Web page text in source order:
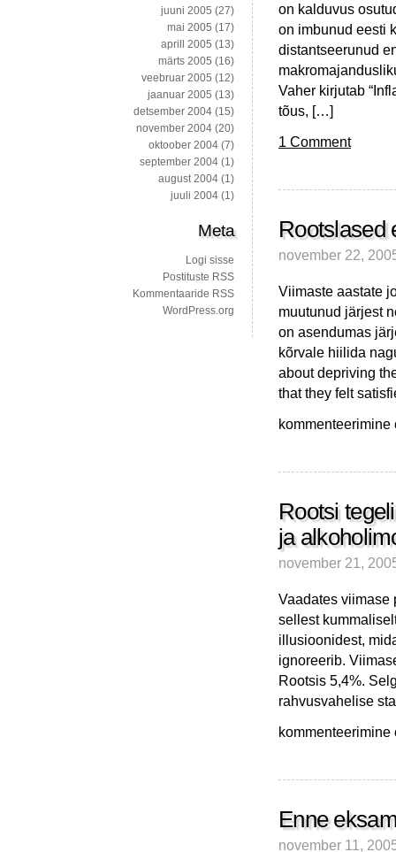
on kalduvus
on imbunud eesti
distantseerunud
Vaher kirjutab
tõus, […]
1 Comment
Rootslased
november 22,
Viimaste aastate
muutunud järjest
on asendumas
kõrvale hiilida
about depriving
that they felt
Rootslased
enam
makse
maksta
Rootsi
ja
november 21,
Vaadates viimase
sellest
illusioonidest,
ignoreerib.
Rootsis 5,4%.
rahvusvahelise
Rootsi
naiste
ja
alkoholimonopoli
reklaamist
Enne
november 11,
juuni 2005 (27)
mai 2005 (17)
aprill 2005 (13)
märts 2005 (16)
veebruar 2005 (12)
jaanuar 2005 (13)
detsember 2004 (15)
november 2004 (20)
oktoober 2004 (7)
september 2004 (1)
august 2004 (1)
juuli 2004 (1)
Meta
Logi sisse
Postituste RSS
Kommentaaride RSS
WordPress.org